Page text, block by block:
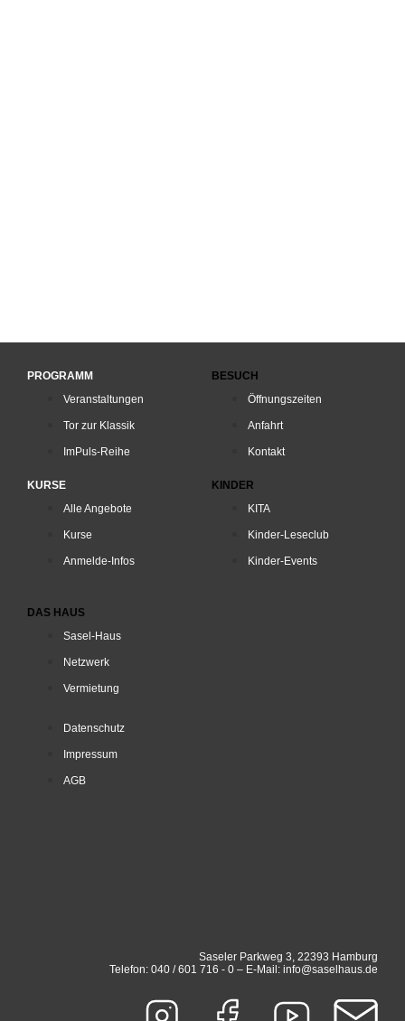
PROGRAMM
Veranstaltungen
Tor zur Klassik
ImPuls-Reihe
KURSE
Alle Angebote
Kurse
Anmelde-Infos
BESUCH
Öffnungszeiten
Anfahrt
Kontakt
KINDER
KITA
Kinder-Leseclub
Kinder-Events
DAS HAUS
Sasel-Haus
Netzwerk
Vermietung
Datenschutz
Impressum
AGB
Saseler Parkweg 3, 22393 Hamburg
Telefon: 040 / 601 716 - 0 – E-Mail: info@saselhaus.de